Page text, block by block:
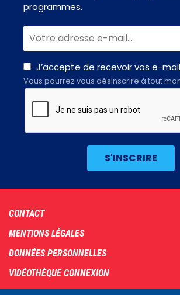
programmes.
J’accepte de recevoir vos e-
Vous pourrez vous désinscrire à tout
Footer
menu
CONTACT
MENTIONS LÉGALES
DONNÉES PERSONNELLES
VIDÉOTHÈQUE CONNEXION